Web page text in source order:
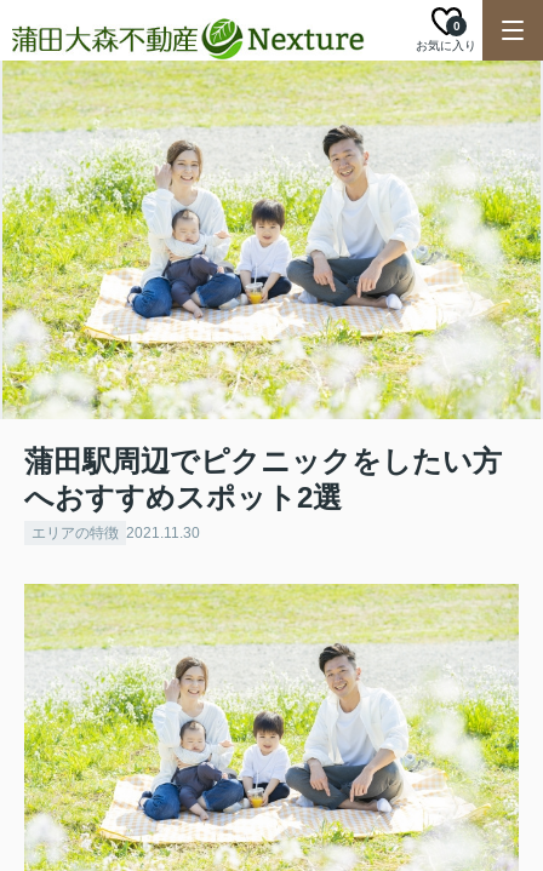
お気に入り
0
蒲田駅周辺でピクニックをしたい方
へおすすめスポット2選
エリアの特徴 2021.11.30